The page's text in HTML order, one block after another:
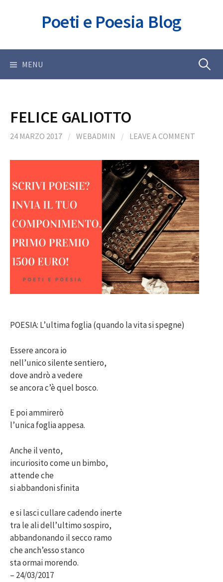
Poeti e Poesia Blog
MENU Ricerca
FELICE GALIOTTO
24 MARZO 2017 / WEBADMIN / LEAVE A COMMENT
POESIA: L’ultima foglia (quando la vita si spegne)
Essere ancora io
nell’unico silente sentiero,
dove andrò a vedere
se ancora c’è quel bosco.
E poi ammirerò
l’unica foglia appesa.
Anche il vento,
incuriosito come un bimbo,
attende che
si abbandoni sfinita
e si lasci cullare cadendo inerte
tra le ali dell’ultimo sospiro,
abbandonando il secco ramo
che anch’esso stanco
sta ormai morendo.
– 24/03/2017